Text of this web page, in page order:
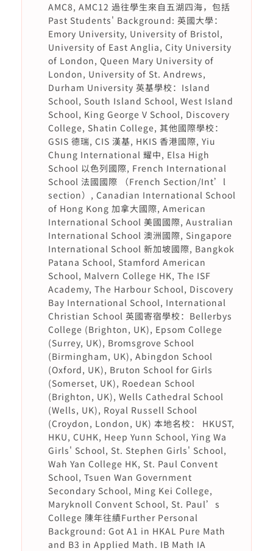
AMC8, AMC12 過往學生來自五湖四海，包括
Past Students' Background: 英國大學：
Emory University, University of Bristol,
University of East Anglia, City University
of London, Queen Mary University of
London, University of St. Andrews,
Durham University 英基學校：Island
School, South Island School, West Island
School, King George V School, Discovery
College, Shatin College, 其他國際學校：
GSIS 德瑞, CIS 漢基, HKIS 香港國際, Yiu
Chung International 耀中, Elsa High
School 以色列國際, French International
School 法國國際 （French Section/Int’l
section）, Canadian International School
of Hong Kong 加拿大國際, American
International School 美國國際, Australian
International School 澳洲國際, Singapore
International School 新加坡國際, Bangkok
Patana School, Stamford American
School, Malvern College HK, The ISF
Academy, The Harbour School, Discovery
Bay International School, International
Christian School 英國寄宿學校：Bellerbys
College (Brighton, UK), Epsom College
(Surrey, UK), Bromsgrove School
(Birmingham, UK), Abingdon School
(Oxford, UK), Bruton School for Girls
(Somerset, UK), Roedean School
(Brighton, UK), Wells Cathedral School
(Wells, UK), Royal Russell School
(Croydon, London, UK) 本地名校： HKUST,
HKU, CUHK, Heep Yunn School, Ying Wa
Girls' School, St. Stephen Girls' School,
Wah Yan College HK, St. Paul Convent
School, Tsuen Wan Government
Secondary School, Ming Kei College,
Maryknoll Convent School, St. Paul’s
College 陳年往績Further Personal
Background: Got A1 in HKAL Pure Math
and B3 in Applied Math. IB Math IA